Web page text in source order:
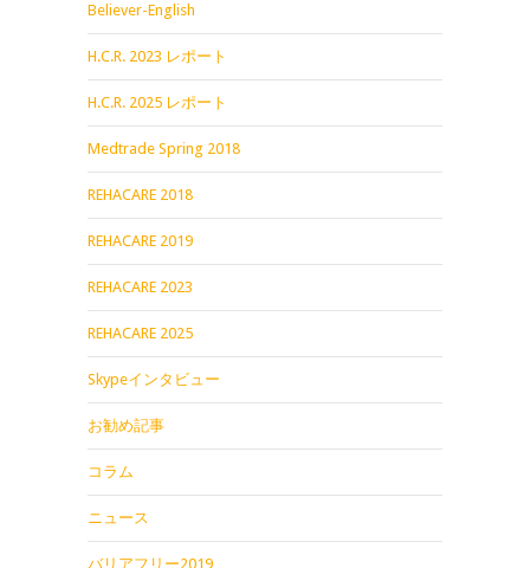
Believer-English
H.C.R. 2023 レポート
H.C.R. 2025 レポート
Medtrade Spring 2018
REHACARE 2018
REHACARE 2019
REHACARE 2023
REHACARE 2025
Skypeインタビュー
お勧め記事
コラム
ニュース
バリアフリー2019